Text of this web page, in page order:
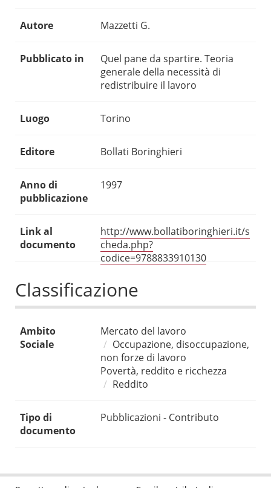
Autore Mazzetti G.
Pubblicato in
Quel pane da spartire. Teoria
generale della necessità di
redistribuire il lavoro
Luogo Torino
Editore Bollati Boringhieri
Anno di
pubblicazione
1997
Link al
documento
http://www.bollatiboringhieri.it/s
cheda.php?
codice=9788833910130
Classificazione
Ambito
Sociale
Mercato del lavoro
Occupazione, disoccupazione,
non forze di lavoro
Povertà, reddito e ricchezza
Reddito
Tipo di
documento
Pubblicazioni - Contributo